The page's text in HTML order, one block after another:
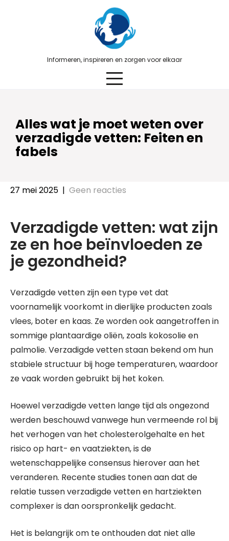
Informeren, inspireren en zorgen voor elkaar
Alles wat je moet weten over
verzadigde vetten: Feiten en
fabels
27 mei 2025 | Geen reacties
Verzadigde vetten: wat zijn
ze en hoe beïnvloeden ze
je gezondheid?
Verzadigde vetten zijn een type vet dat
voornamelijk voorkomt in dierlijke producten zoals
vlees, boter en kaas. Ze worden ook aangetroffen in
sommige plantaardige oliën, zoals kokosolie en
palmolie. Verzadigde vetten staan bekend om hun
stabiele structuur bij hoge temperaturen, waardoor
ze vaak worden gebruikt bij het koken.
Hoewel verzadigde vetten lange tijd als ongezond
werden beschouwd vanwege hun vermeende rol bij
het verhogen van het cholesterolgehalte en het
risico op hart- en vaatziekten, is de
wetenschappelijke consensus hierover aan het
veranderen. Recente studies tonen aan dat de
relatie tussen verzadigde vetten en hartziekten
complexer is dan oorspronkelijk gedacht.
Het is belangrijk om te onthouden dat niet alle